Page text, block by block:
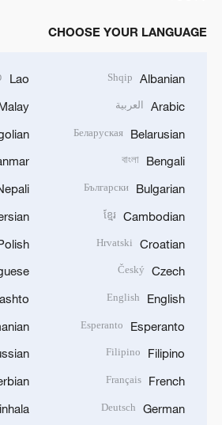
CHOOSE YOUR LANGUAGE
Albanian
Shqip
Arabic العربية
Belarusian
Беларуская
Bengali
বাংলা
Bulgarian
Български
Cambodian
ខ្មែរ
Croatian
Hrvatski
Czech
Český
English
English
Esperanto
Esperanto
Filipino
Filipino
French
Français
German
Deutsch
Lao